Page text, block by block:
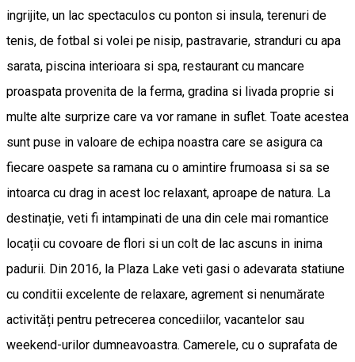
ingrijite, un lac spectaculos cu ponton si insula, terenuri de
tenis, de fotbal si volei pe nisip, pastravarie, stranduri cu apa
sarata, piscina interioara si spa, restaurant cu mancare
proaspata provenita de la ferma, gradina si livada proprie si
multe alte surprize care va vor ramane in suflet. Toate acestea
sunt puse in valoare de echipa noastra care se asigura ca
fiecare oaspete sa ramana cu o amintire frumoasa si sa se
intoarca cu drag in acest loc relaxant, aproape de natura. La
destinație, veti fi intampinati de una din cele mai romantice
locații cu covoare de flori si un colt de lac ascuns in inima
padurii. Din 2016, la Plaza Lake veti gasi o adevarata statiune
cu conditii excelente de relaxare, agrement si nenumărate
activități pentru petrecerea concediilor, vacantelor sau
weekend-urilor dumneavoastra. Camerele, cu o suprafata de